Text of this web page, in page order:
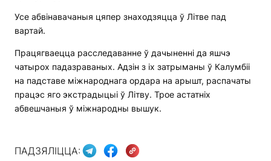
Усе абвінавачаныя цяпер знаходзяцца ў Літве пад
вартай.
Працягваецца расследаванне ў дачыненні да яшчэ
чатырох падазраваных. Адзін з іх затрыманы ў Калумбіі
на падставе міжнароднага ордара на арышт, распачаты
працэс яго экстрадыцыі ў Літву. Трое астатніх
абвешчаныя ў міжнародны вышук.
ПАДЗЯЛІЦЦА: